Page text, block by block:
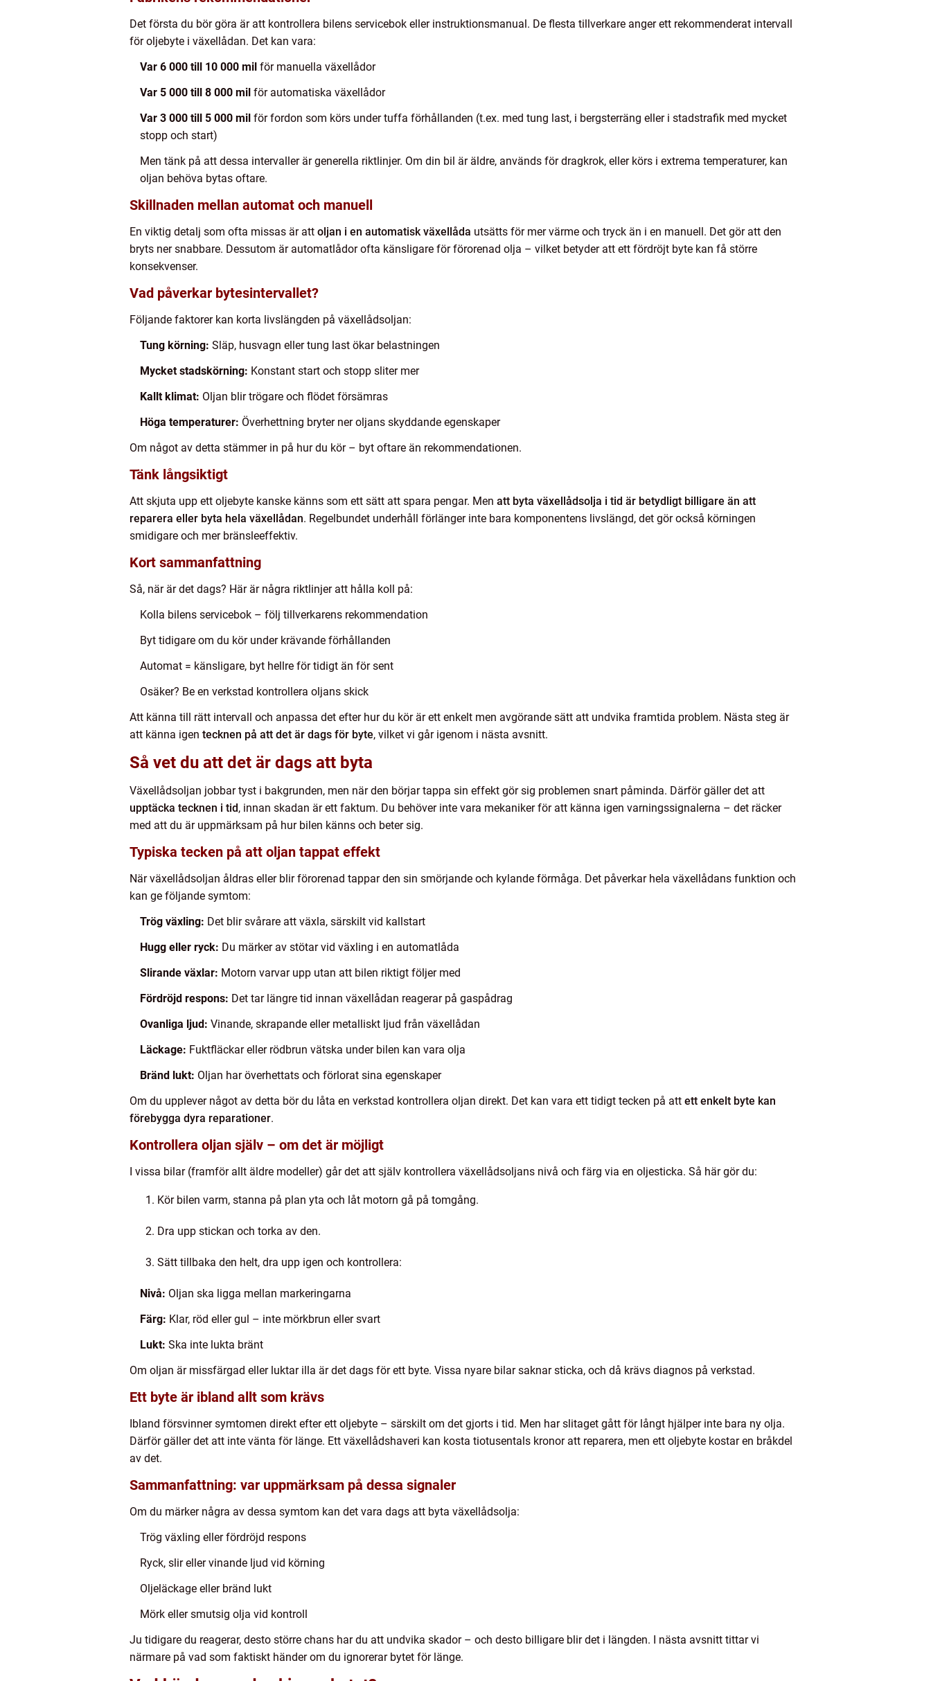
Det första du bör göra är att kontrollera bilens servicebok eller instruktionsmanual. De flesta tillverkare anger ett rekommenderat intervall
för oljebyte i växellådan. Det kan vara:
Var 6 000 till 10 000 mil för manuella växellådor
Var 5 000 till 8 000 mil för automatiska växellådor
Var 3 000 till 5 000 mil för fordon som körs under tuffa förhållanden (t.ex. med tung last, i bergsterräng eller i stadstrafik med mycket
stopp och start)
Men tänk på att dessa intervaller är generella riktlinjer. Om din bil är äldre, används för dragkrok, eller körs i extrema temperaturer, kan
oljan behöva bytas oftare.
Skillnaden mellan automat och manuell
En viktig detalj som ofta missas är att oljan i en automatisk växellåda utsätts för mer värme och tryck än i en manuell. Det gör att den
bryts ner snabbare. Dessutom är automatlådor ofta känsligare för förorenad olja – vilket betyder att ett fördröjt byte kan få större
konsekvenser.
Vad påverkar bytesintervallet?
Följande faktorer kan korta livslängden på växellådsoljan:
Tung körning: Släp, husvagn eller tung last ökar belastningen
Mycket stadskörning: Konstant start och stopp sliter mer
Kallt klimat: Oljan blir trögare och flödet försämras
Höga temperaturer: Överhettning bryter ner oljans skyddande egenskaper
Om något av detta stämmer in på hur du kör – byt oftare än rekommendationen.
Tänk långsiktigt
Att skjuta upp ett oljebyte kanske känns som ett sätt att spara pengar. Men att byta växellådsolja i tid är betydligt billigare än att
reparera eller byta hela växellådan. Regelbundet underhåll förlänger inte bara komponentens livslängd, det gör också körningen
smidigare och mer bränsleeffektiv.
Kort sammanfattning
Så, när är det dags? Här är några riktlinjer att hålla koll på:
Kolla bilens servicebok – följ tillverkarens rekommendation
Byt tidigare om du kör under krävande förhållanden
Automat = känsligare, byt hellre för tidigt än för sent
Osäker? Be en verkstad kontrollera oljans skick
Att känna till rätt intervall och anpassa det efter hur du kör är ett enkelt men avgörande sätt att undvika framtida problem. Nästa steg är
att känna igen tecknen på att det är dags för byte, vilket vi går igenom i nästa avsnitt.
Så vet du att det är dags att byta
Växellådsoljan jobbar tyst i bakgrunden, men när den börjar tappa sin effekt gör sig problemen snart påminda. Därför gäller det att
upptäcka tecknen i tid, innan skadan är ett faktum. Du behöver inte vara mekaniker för att känna igen varningssignalerna – det räcker
med att du är uppmärksam på hur bilen känns och beter sig.
Typiska tecken på att oljan tappat effekt
När växellådsoljan åldras eller blir förorenad tappar den sin smörjande och kylande förmåga. Det påverkar hela växellådans funktion och
kan ge följande symtom:
Trög växling: Det blir svårare att växla, särskilt vid kallstart
Hugg eller ryck: Du märker av stötar vid växling i en automatlåda
Slirande växlar: Motorn varvar upp utan att bilen riktigt följer med
Fördröjd respons: Det tar längre tid innan växellådan reagerar på gaspådrag
Ovanliga ljud: Vinande, skrapande eller metalliskt ljud från växellådan
Läckage: Fuktfläckar eller rödbrun vätska under bilen kan vara olja
Bränd lukt: Oljan har överhettats och förlorat sina egenskaper
Om du upplever något av detta bör du låta en verkstad kontrollera oljan direkt. Det kan vara ett tidigt tecken på att ett enkelt byte kan
förebygga dyra reparationer.
Kontrollera oljan själv – om det är möjligt
I vissa bilar (framför allt äldre modeller) går det att själv kontrollera växellådsoljans nivå och färg via en oljesticka. Så här gör du:
Kör bilen varm, stanna på plan yta och låt motorn gå på tomgång.
Dra upp stickan och torka av den.
Sätt tillbaka den helt, dra upp igen och kontrollera:
Nivå: Oljan ska ligga mellan markeringarna
Färg: Klar, röd eller gul – inte mörkbrun eller svart
Lukt: Ska inte lukta bränt
Om oljan är missfärgad eller luktar illa är det dags för ett byte. Vissa nyare bilar saknar sticka, och då krävs diagnos på verkstad.
Ett byte är ibland allt som krävs
Ibland försvinner symtomen direkt efter ett oljebyte – särskilt om det gjorts i tid. Men har slitaget gått för långt hjälper inte bara ny olja.
Därför gäller det att inte vänta för länge. Ett växellådshaveri kan kosta tiotusentals kronor att reparera, men ett oljebyte kostar en bråkdel
av det.
Sammanfattning: var uppmärksam på dessa signaler
Om du märker några av dessa symtom kan det vara dags att byta växellådsolja:
Trög växling eller fördröjd respons
Ryck, slir eller vinande ljud vid körning
Oljeläckage eller bränd lukt
Mörk eller smutsig olja vid kontroll
Ju tidigare du reagerar, desto större chans har du att undvika skador – och desto billigare blir det i längden. I nästa avsnitt tittar vi
närmare på vad som faktiskt händer om du ignorerar bytet för länge.